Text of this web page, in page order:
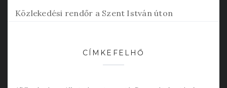
Közlekedési rendőr a Szent István úton
CÍMKEFELHŐ